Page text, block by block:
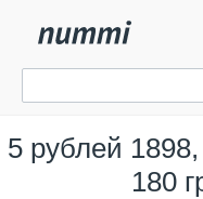
5 рублей
180